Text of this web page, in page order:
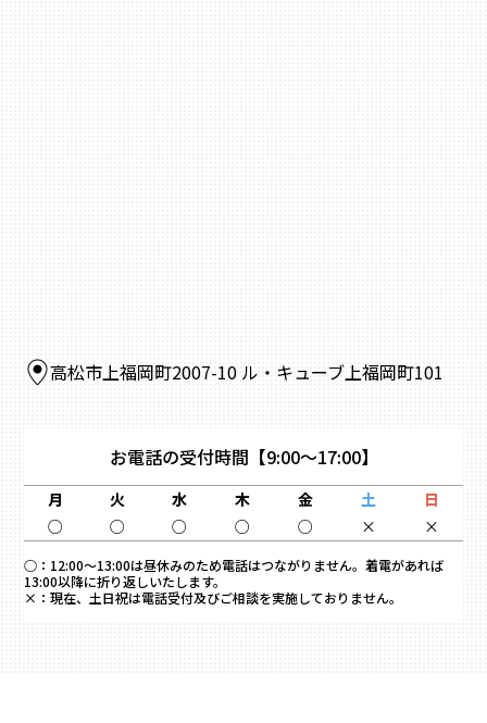
高松市上福岡町2007-10 ル・キューブ上福岡町101
お電話の受付時間 【9:00～17:00】
月 火 水 木 金 土
日
○
○ ○ ○ ○ × ×
○： 12:00～13:00は昼休みのため電話はつながりません。着電があれば
13:00以降に折り返しいたします。
×： 現在、土日祝は電話受付及びご相談を実施しておりません。